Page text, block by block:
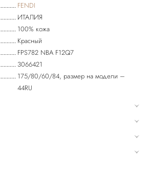
FENDI
ИТАЛИЯ
100% кожа
Красный
FPS782 NBA F12Q7
3066421
175/80/60/84, размер на модели –
44RU